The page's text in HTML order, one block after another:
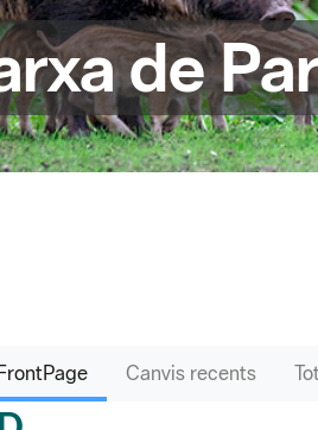
de
Canvis recents